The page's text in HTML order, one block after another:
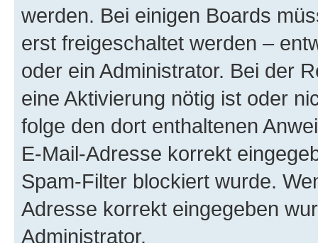
werden. Bei einigen Boards
erst freigeschaltet werden –
oder ein Administrator. Bei der
eine Aktivierung nötig ist oder
folge den dort enthaltenen
E-Mail-Adresse korrekt
Spam-Filter blockiert wurde.
Adresse korrekt eingegeben
Administrator.